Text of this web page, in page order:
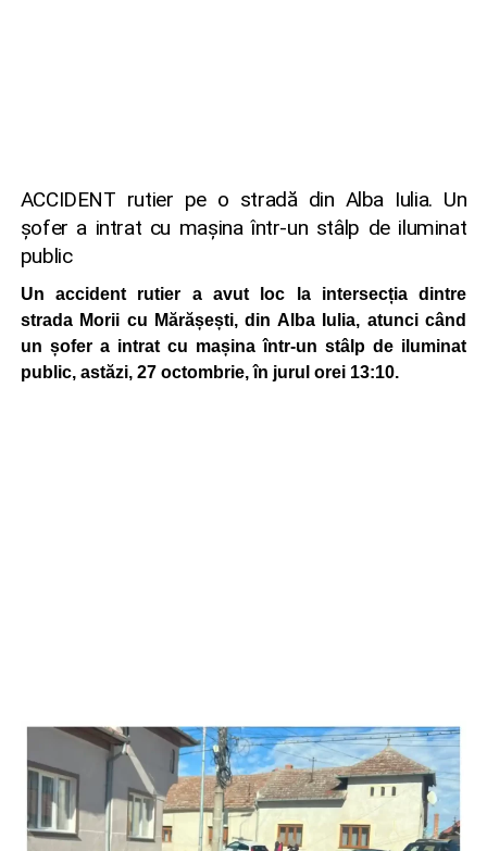
ACCIDENT rutier pe o stradă din Alba Iulia. Un
șofer a intrat cu mașina într-un stâlp de iluminat
public
Un accident rutier a avut loc la intersecția dintre
strada Morii cu Mărășești, din Alba Iulia, atunci când
un șofer a intrat cu mașina într-un stâlp de iluminat
public, astăzi, 27 octombrie, în jurul orei 13:10.